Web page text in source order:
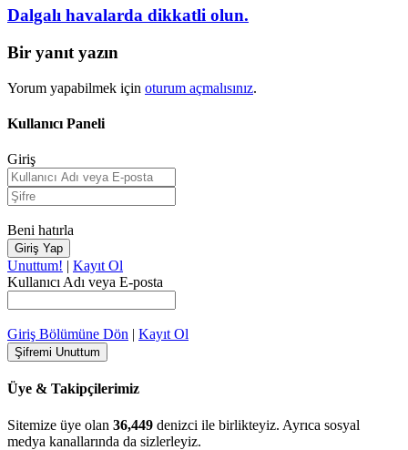
Dalgalı havalarda dikkatli olun.
Bir yanıt yazın
Yorum yapabilmek için oturum açmalısınız.
Kullanıcı Paneli
Giriş
Beni hatırla
Unuttum! | Kayıt Ol
Kullanıcı Adı veya E-posta
Giriş Bölümüne Dön | Kayıt Ol
Üye & Takipçilerimiz
Sitemize üye olan 36,449 denizci ile birlikteyiz. Ayrıca sosyal
medya kanallarında da sizlerleyiz.